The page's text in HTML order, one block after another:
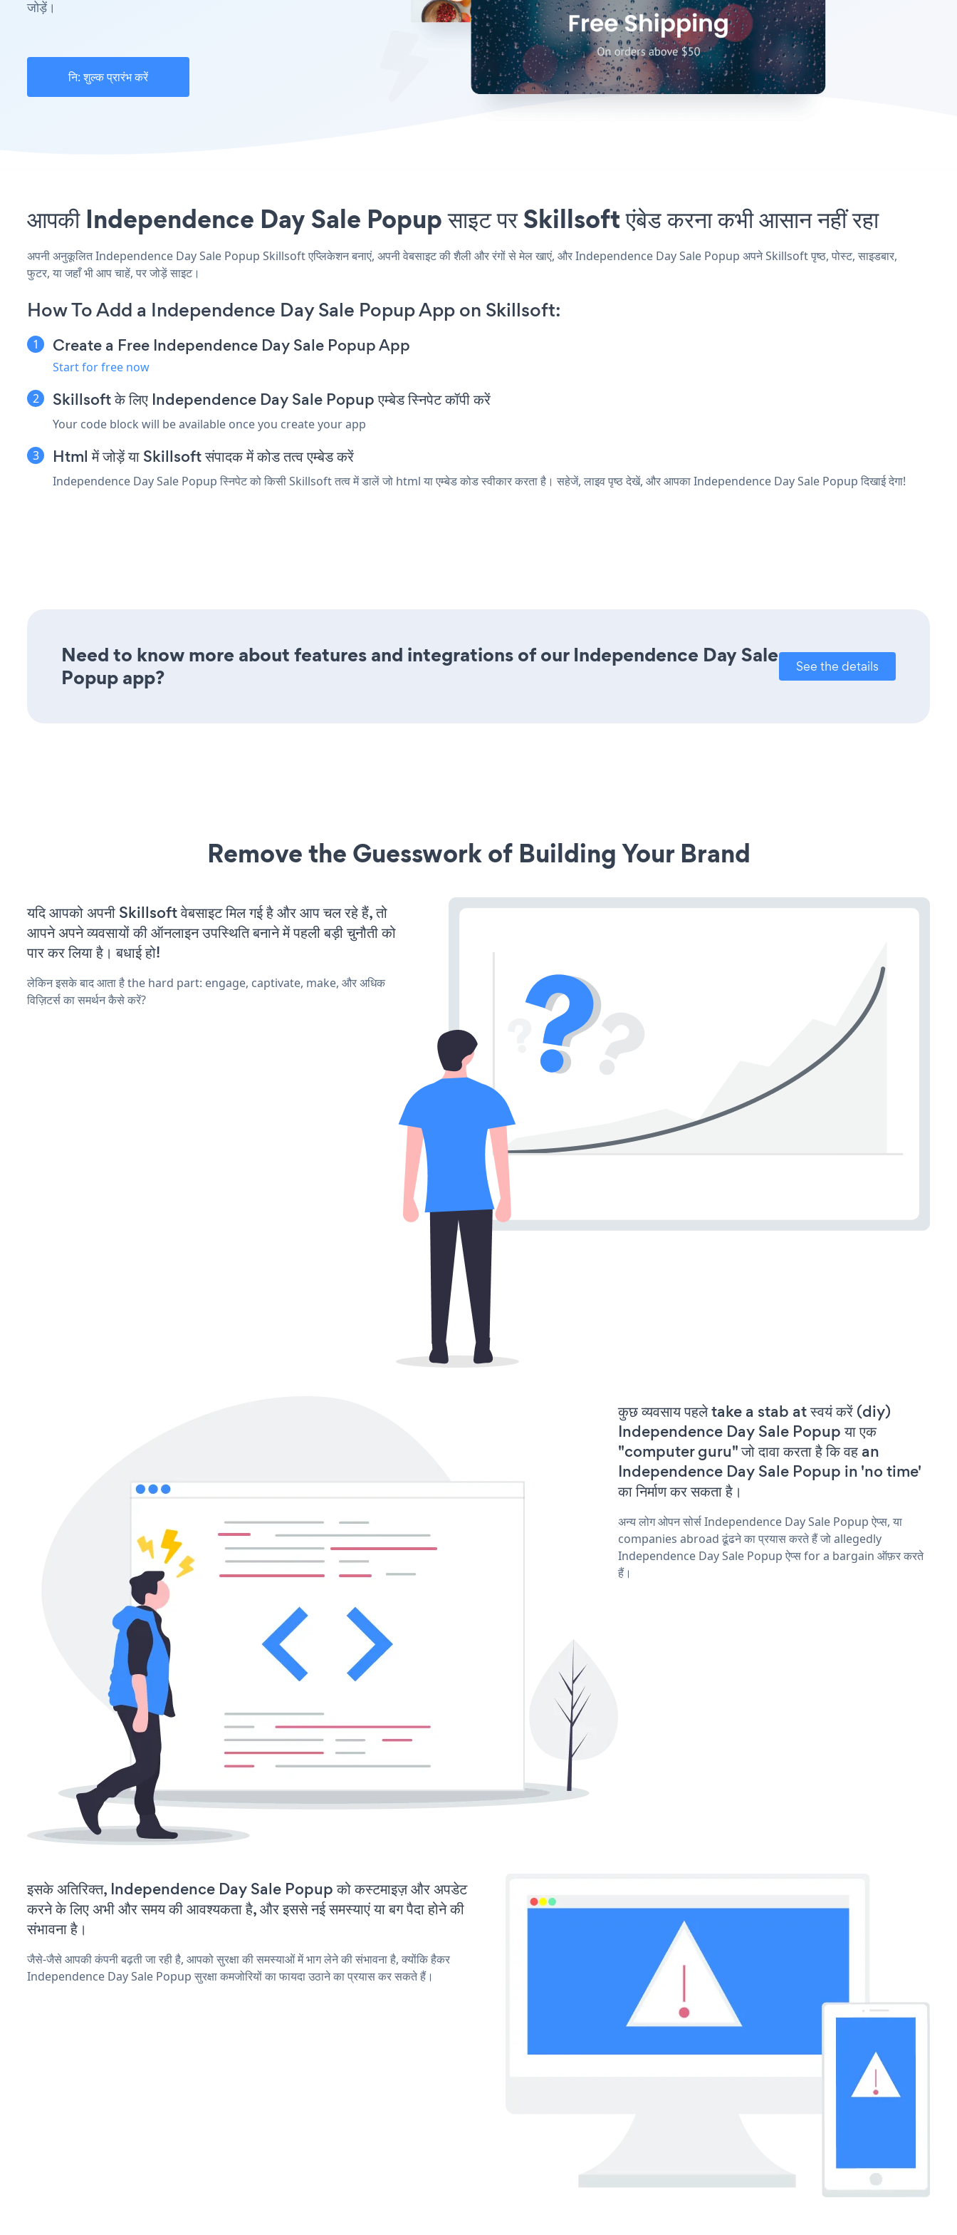
जोड़ें।
नि: शुल्क प्रारंभ करें
आपकी Independence Day Sale Popup साइट पर Skillsoft एंबेड करना कभी आसान नहीं रहा
अपनी अनुकूलित Independence Day Sale Popup Skillsoft एप्लिकेशन बनाएं, अपनी वेबसाइट की शैली और रंगों से मेल खाएं, और Independence Day Sale Popup अपने Skillsoft पृष्ठ, पोस्ट, साइडबार,
फुटर, या जहाँ भी आप चाहें, पर जोड़ें साइट।
How To Add a Independence Day Sale Popup App on Skillsoft:
Create a Free Independence Day Sale Popup App
Start for free now
Skillsoft के लिए Independence Day Sale Popup एम्बेड स्निपेट कॉपी करें
Your code block will be available once you create your app
Html में जोड़ें या Skillsoft संपादक में कोड तत्व एम्बेड करें
Independence Day Sale Popup स्निपेट को किसी Skillsoft तत्व में डालें जो html या एम्बेड कोड स्वीकार करता है। सहेजें, लाइव पृष्ठ देखें, और आपका Independence Day Sale Popup दिखाई देगा!
Need to know more about features and integrations of our Independence Day Sale
Popup app?
See the details
Remove the Guesswork of Building Your Brand
यदि आपको अपनी Skillsoft वेबसाइट मिल गई है और आप चल रहे हैं, तो
आपने अपने व्यवसायों की ऑनलाइन उपस्थिति बनाने में पहली बड़ी चुनौती को
पार कर लिया है। बधाई हो!
लेकिन इसके बाद आता है the hard part: engage, captivate, make, और अधिक
विज़िटर्स का समर्थन कैसे करें?
कुछ व्यवसाय पहले take a stab at स्वयं करें (diy)
Independence Day Sale Popup या एक
"computer guru" जो दावा करता है कि वह an
Independence Day Sale Popup in 'no time'
का निर्माण कर सकता है।
अन्य लोग ओपन सोर्स Independence Day Sale Popup ऐप्स, या
companies abroad ढूंढने का प्रयास करते हैं जो allegedly
Independence Day Sale Popup ऐप्स for a bargain ऑफ़र करते
हैं।
इसके अतिरिक्त, Independence Day Sale Popup को कस्टमाइज़ और अपडेट
करने के लिए अभी और समय की आवश्यकता है, और इससे नई समस्याएं या बग पैदा होने की
संभावना है।
जैसे-जैसे आपकी कंपनी बढ़ती जा रही है, आपको सुरक्षा की समस्याओं में भाग लेने की संभावना है, क्योंकि हैकर
Independence Day Sale Popup सुरक्षा कमजोरियों का फायदा उठाने का प्रयास कर सकते हैं।